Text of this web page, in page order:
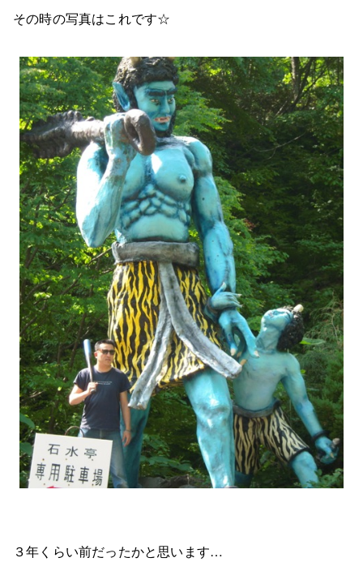
その時の写真はこれです☆
３年くらい前だったかと思います…